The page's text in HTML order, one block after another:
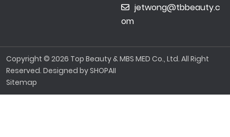
jetwong@tbbeauty.c
om
Copyright © 2026 Top Beauty & MBS MED Co., Ltd. All Right
Reserved. Designed bySHOPAII
Sitemap